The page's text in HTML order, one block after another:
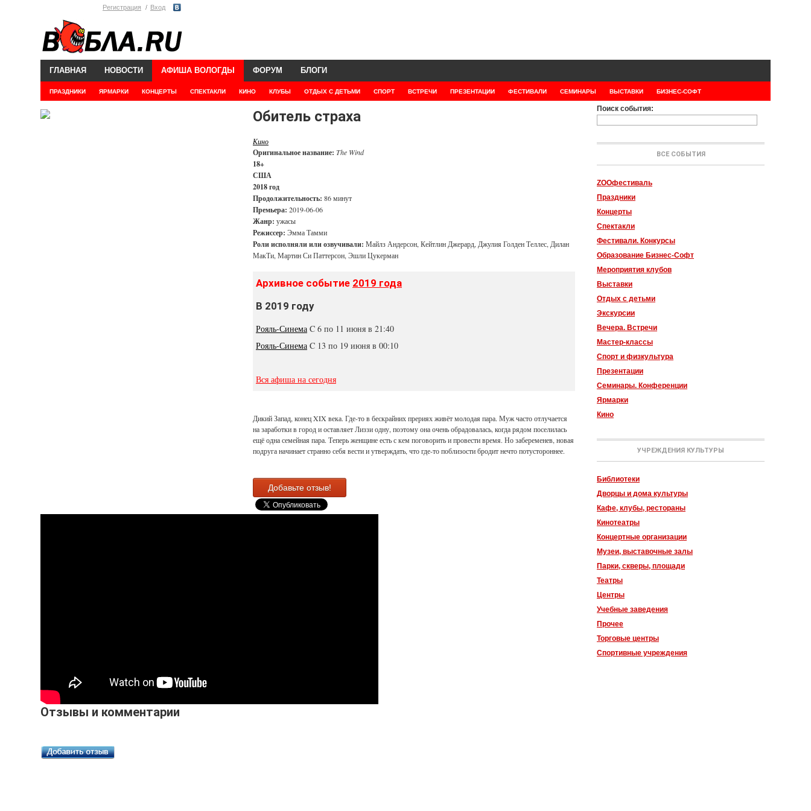
Регистрация Вход
ГЛАВНАЯ НОВОСТИ АФИША ВОЛОГДЫ
ПРАЗДНИКИ ЯРМАРКИ КОНЦЕРТЫ СПЕКТАКЛИ КИНО КЛУБЫ ОТДЫХ С ДЕТЬМИ СПОРТ ВСТРЕЧИ ПРЕЗЕНТАЦИИ ФЕСТИВАЛИ СЕМИНАРЫ ВЫСТАВКИ БИЗНЕС-СОФТ
ФОРУМ БЛОГИ
Обитель страха
Кино
Оригинальное название: The Wind
18+
США
2018 год
Продолжительность: 86 минут
Премьера: 2019-06-06
Жанр: ужасы
Режиссер: Эмма Тамми
Роли исполняли или озвучивали: Майлз Андерсон, Кейтлин Джерард, Джулия Голден Теллес, Дилан
МакТи, Мартин Си Паттерсон, Эшли Цукерман
Архивное событие 2019 года
В 2019 году
Рояль-Синема C 6 по 11 июня в 21:40
Рояль-Синема C 13 по 19 июня в 00:10
Вся афиша на сегодня
Дикий Запад, конец XIX века. Где-то в бескрайних прериях живёт молодая пара. Муж часто отлучается
на заработки в город и оставляет Лиззи одну, поэтому она очень обрадовалась, когда рядом поселилась
ещё одна семейная пара. Теперь женщине есть с кем поговорить и провести время. Но забеременев, новая
подруга начинает странно себя вести и утверждать, что где-то поблизости бродит нечто потустороннее.
Добавьте отзыв!
Отзывы и комментарии
Поиск события:
ВСЕ СОБЫТИЯ
ZOOфестиваль
Праздники
Концерты
Спектакли
Фестивали. Конкурсы
Образование Бизнес-Софт
Мероприятия клубов
Выставки
Отдых с детьми
Экскурсии
Вечера. Встречи
Мастер-классы
Спорт и физкультура
Презентации
Семинары. Конференции
Ярмарки
Кино
УЧРЕЖДЕНИЯ КУЛЬТУРЫ
Библиотеки
Дворцы и дома культуры
Кафе, клубы, рестораны
Кинотеатры
Концертные организации
Музеи, выставочные залы
Парки, скверы, площади
Театры
Центры
Учебные заведения
Прочее
Торговые центры
Спортивные учреждения